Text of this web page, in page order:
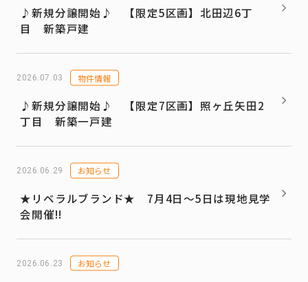
♪新規分譲開始♪ 【限定5区画】北田辺6丁
目 新築戸建
2026.07.03 物件情報
♪新規分譲開始♪ 【限定7区画】照ヶ丘矢田2
丁目 新築一戸建
2026.06.29 お知らせ
★リベラルブランド★ 7月4日～5日は現地見学
会開催!!
2026.06.23 お知らせ